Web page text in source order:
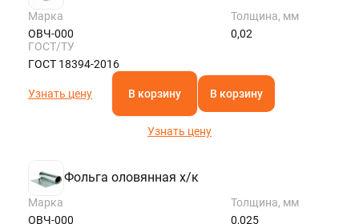
Марка
ОВЧ-000
Толщина, мм
0,02
ГОСТ/ТУ
ГОСТ 18394-2016
Узнать цену В корзину В корзину
Узнать цену
Фольга оловянная х/к
Марка
ОВЧ-000
Толщина, мм
0,025